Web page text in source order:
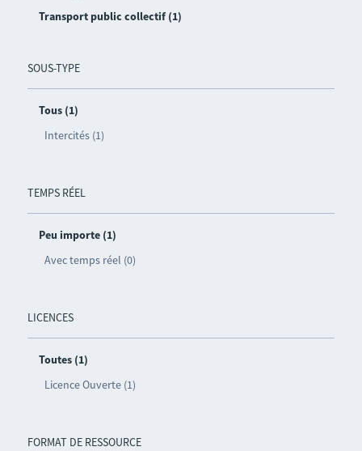
Transport public collectif (1)
SOUS-TYPE
Tous (1)
Intercités (1)
TEMPS RÉEL
Peu importe (1)
Avec temps réel (0)
LICENCES
Toutes (1)
Licence Ouverte (1)
FORMAT DE RESSOURCE